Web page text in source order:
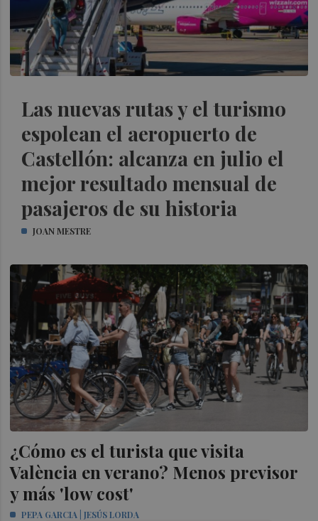
Las nuevas rutas y el turismo
espolean el aeropuerto de
Castellón: alcanza en julio el
mejor resultado mensual de
pasajeros de su historia
JOAN MESTRE
¿Cómo es el turista que visita
València en verano? Menos previsor
y más 'low cost'
PEPA GARCIA | JESÚS LORDA